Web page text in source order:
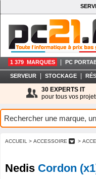
1 379 MARQUES PC
SERVEUR STOCKAGE
30 EXPERTS IT
pour tous vos
ACCUEIL > ACCESSOIRE >
Nedis Cordon